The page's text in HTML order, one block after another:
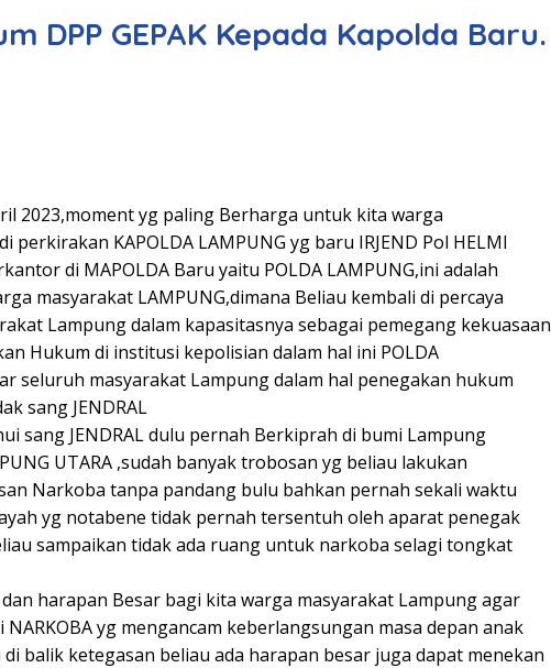
DPP GEPAK Kepada Kapolda Baru.
2023,moment yg paling Berharga untuk kita warga
perkirakan KAPOLDA LAMPUNG yg baru IRJEND Pol HELMI
di MAPOLDA Baru yaitu POLDA LAMPUNG,ini adalah
masyarakat LAMPUNG,dimana Beliau kembali di percaya
Lampung dalam kapasitasnya sebagai pemegang kekuasaan
Hukum di institusi kepolisian dalam hal ini POLDA
seluruh masyarakat Lampung dalam hal penegakan hukum
sang JENDRAL
sang JENDRAL dulu pernah Berkiprah di bumi Lampung
UTARA ,sudah banyak trobosan yg beliau lakukan
Narkoba tanpa pandang bulu bahkan pernah sekali waktu
yg notabene tidak pernah tersentuh oleh aparat penegak
sampaikan tidak ada ruang untuk narkoba selagi tongkat
harapan Besar bagi kita warga masyarakat Lampung agar
yg mengancam keberlangsungan masa depan anak
balik ketegasan beliau ada harapan besar juga dapat menekan